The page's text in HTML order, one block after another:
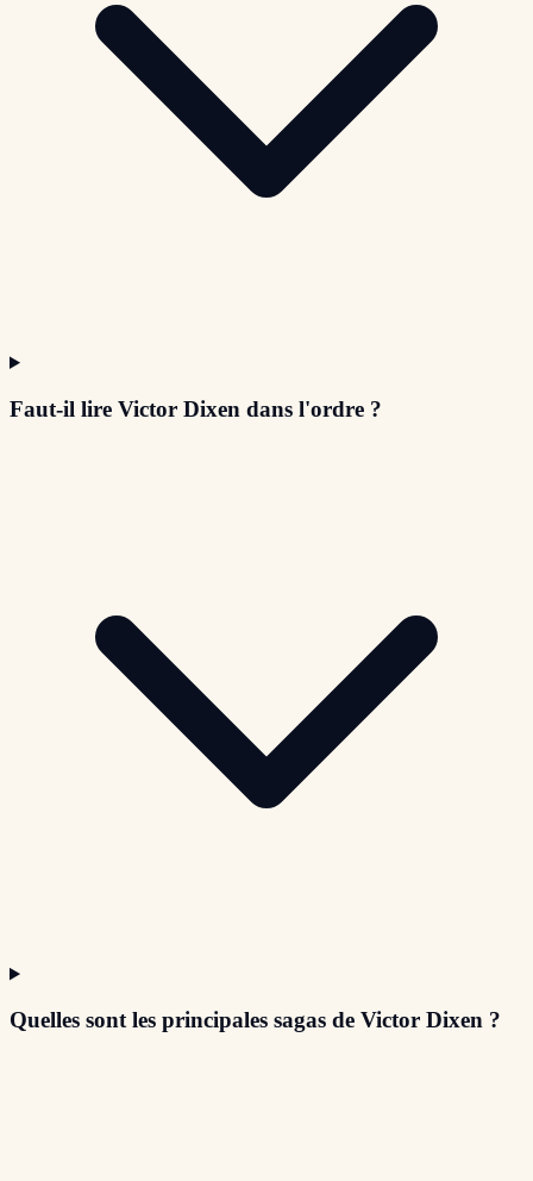
Faut-il lire Victor Dixen dans l'ordre ?
Quelles sont les principales sagas de Victor Dixen ?